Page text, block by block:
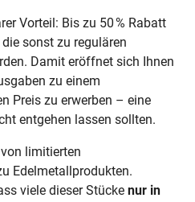
Vorteil: Bis zu 50 % Rabatt
sonst zu regulären
Damit eröffnet sich Ihnen
zu einem
Preis zu erwerben – eine
entgehen lassen sollten.
limitierten
Edelmetallprodukten.
viele dieser Stücke nur in